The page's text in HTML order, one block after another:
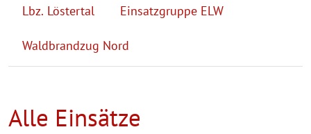
Lbz. Löstertal Einsatzgruppe ELW
Waldbrandzug Nord
Alle Einsätze